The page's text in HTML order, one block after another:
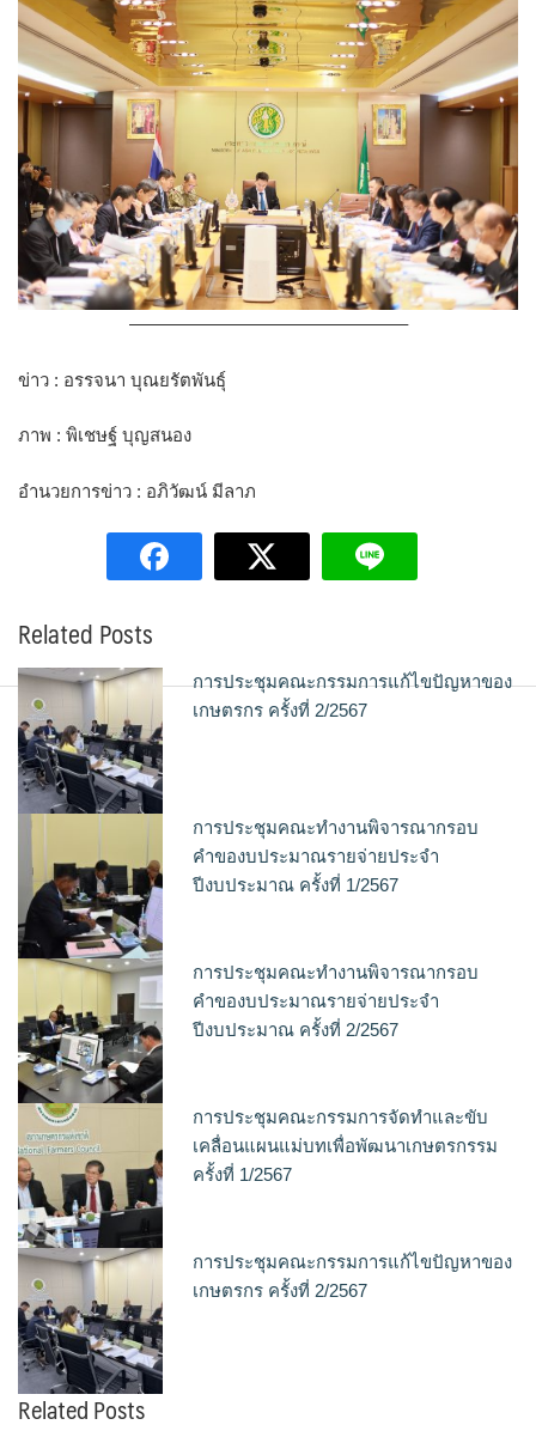
———————————————–
ข่าว : อรรจนา บุณยรัตพันธุ์
ภาพ : พิเชษฐ์ บุญสนอง
อำนวยการข่าว : อภิวัฒน์ มีลาภ
Related Posts
การประชุมคณะกรรมการแก้ไขปัญหาของ
เกษตรกร ครั้งที่ 2/2567
การประชุมคณะทำงานพิจารณากรอบ
คำของบประมาณรายจ่ายประจำ
ปีงบประมาณ ครั้งที่ 1/2567
การประชุมคณะทำงานพิจารณากรอบ
คำของบประมาณรายจ่ายประจำ
ปีงบประมาณ ครั้งที่ 2/2567
การประชุมคณะกรรมการจัดทำและขับ
เคลื่อนแผนแม่บทเพื่อพัฒนาเกษตรกรรม
ครั้งที่ 1/2567
การประชุมคณะกรรมการแก้ไขปัญหาของ
เกษตรกร ครั้งที่ 2/2567
Related Posts